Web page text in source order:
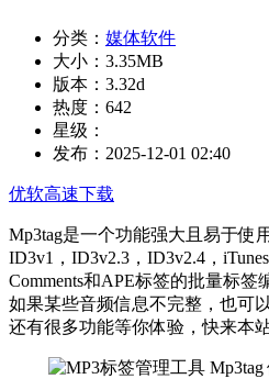
分类： 媒体软件
大小： 3.35MB
版本： 3.32d
热度： 642
星级：
发布： 2025-12-01 02:40
优软高速下载
Mp3tag是一个功能强大且易于使
ID3v1，ID3v2.3，ID3v2.4，
Comments和APE标签的批量标签
如果某些音频信息不完整，也可
还有很多功能等你体验，快来本